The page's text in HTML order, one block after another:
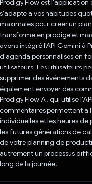
Prodigy Flow est
s'adapte à vos habitudes
maximales pour créer un
transforme en prodige et
avons intégré l'API Gemini à
d'agenda personnalisés en
utilisateurs. Les utilisateurs
supprimer des événements
également envoyer des
Prodigy Flow AI, qui utilise
commentaires permettent à
individuelles et les heures
les futures générations de
de votre planning de
autrement un processus
long de la journée.